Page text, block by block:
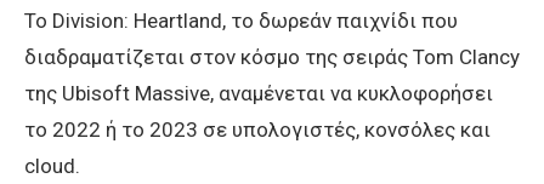
Το Division: Heartland, το δωρεάν παιχνίδι που
διαδραματίζεται στον κόσμο της σειράς Tom Clancy
της Ubisoft Massive, αναμένεται να κυκλοφορήσει
το 2022 ή το 2023 σε υπολογιστές, κονσόλες και
cloud.